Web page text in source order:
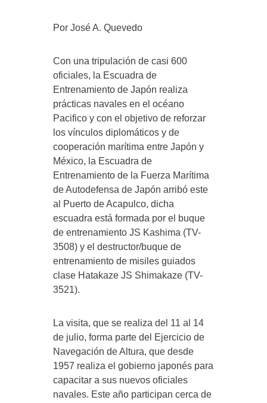
Por José A. Quevedo
Con una tripulación de casi 600
oficiales, la Escuadra de
Entrenamiento de Japón realiza
prácticas navales en el océano
Pacifico y con el objetivo de reforzar
los vínculos diplomáticos y de
cooperación marítima entre Japón y
México, la Escuadra de
Entrenamiento de la Fuerza Marítima
de Autodefensa de Japón arribó este
al Puerto de Acapulco, dicha
escuadra está formada por el buque
de entrenamiento JS Kashima (TV-
3508) y el destructor/buque de
entrenamiento de misiles guiados
clase Hatakaze JS Shimakaze (TV-
3521).
La visita, que se realiza del 11 al 14
de julio, forma parte del Ejercicio de
Navegación de Altura, que desde
1957 realiza el gobierno japonés para
capacitar a sus nuevos oficiales
navales. Este año participan cerca de